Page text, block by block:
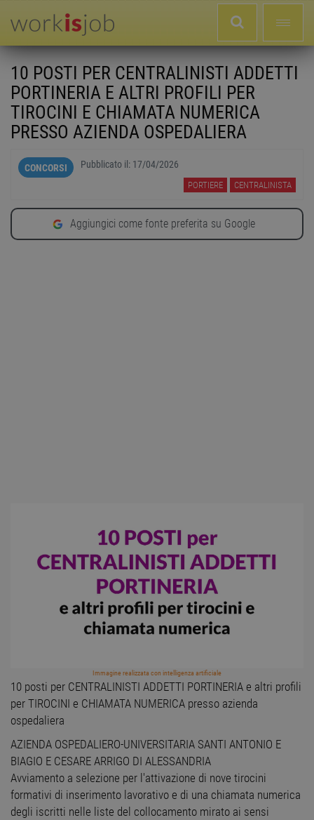
10 POSTI PER CENTRALINISTI ADDETTI
PORTINERIA E ALTRI PROFILI PER
TIROCINI E CHIAMATA NUMERICA
PRESSO AZIENDA OSPEDALIERA
CONCORSI Pubblicato il: 17/04/2026
PORTIERE CENTRALINISTA
Aggiungici come fonte preferita su Google
Immagine realizzata con intelligenza artificiale
10 posti per CENTRALINISTI ADDETTI PORTINERIA e altri profili
per TIROCINI e CHIAMATA NUMERICA presso azienda
ospedaliera
AZIENDA OSPEDALIERO-UNIVERSITARIA SANTI ANTONIO E
BIAGIO E CESARE ARRIGO DI ALESSANDRIA
Avviamento a selezione per l'attivazione di nove tirocini
formativi di inserimento lavorativo e di una chiamata numerica
degli iscritti nelle liste del collocamento mirato ai sensi